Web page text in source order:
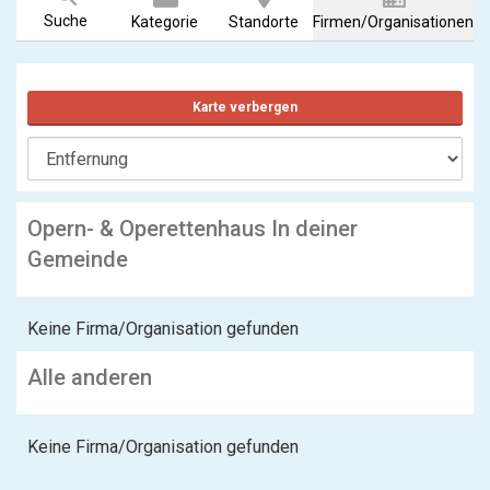
Suche Kategorie Standorte Firmen/Organisationen
Karte verbergen
Opern- & Operettenhaus In deiner
Gemeinde
Keine Firma/Organisation gefunden
Alle anderen
Keine Firma/Organisation gefunden